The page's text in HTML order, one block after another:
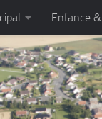
Enfance